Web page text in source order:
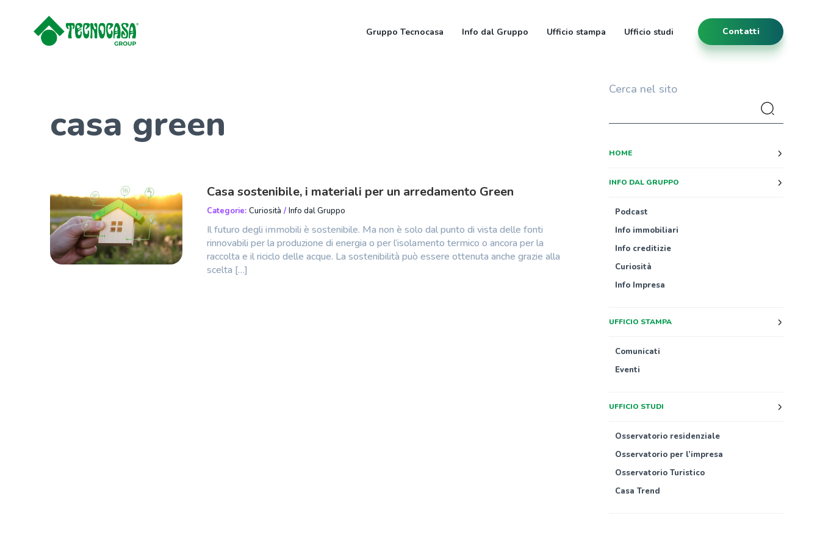
Contatti
Gruppo Tecnocasa Info dal Gruppo Ufficio stampa Ufficio studi
casa green
Casa sostenibile, i materiali per un arredamento Green
Categorie: Curiosità / Info dal Gruppo
Il futuro degli immobili è sostenibile. Ma non è solo dal punto di vista delle fonti
rinnovabili per la produzione di energia o per l’isolamento termico o ancora per la
raccolta e il riciclo delle acque. La sostenibilità può essere ottenuta anche grazie alla
scelta […]
Cerca nel sito
HOME
INFO DAL GRUPPO
Podcast
Info immobiliari
Info creditizie
Curiosità
Info Impresa
UFFICIO STAMPA
Comunicati
Eventi
UFFICIO STUDI
Osservatorio residenziale
Osservatorio per l’impresa
Osservatorio Turistico
Casa Trend